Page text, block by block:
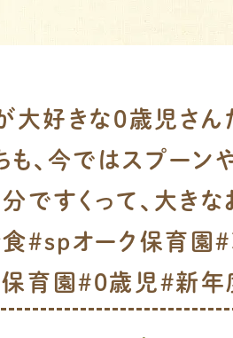
大好きな0歳児さ
、今ではスプーン
ですくって、大き
#spオーク保育園
育園#0歳児#新年